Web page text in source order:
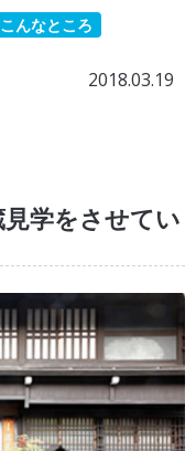
んなところ
2018.03.19
学をさせてい